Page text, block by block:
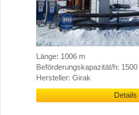
Länge: 1006 m
Beförderungskapazität/h: 1500
Hersteller: Girak
Details